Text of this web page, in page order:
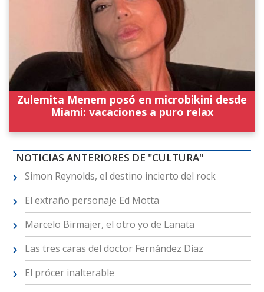
Zulemita Menem posó en microbikini desde
Miami: vacaciones a puro relax
NOTICIAS ANTERIORES DE "CULTURA"
Simon Reynolds, el destino incierto del rock
El extraño personaje Ed Motta
Marcelo Birmajer, el otro yo de Lanata
Las tres caras del doctor Fernández Díaz
El prócer inalterable